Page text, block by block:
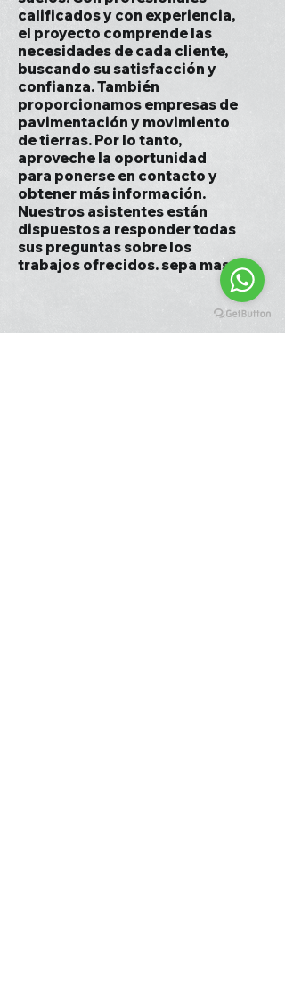
calificados y con experiencia,
el proyecto comprende las
necesidades de cada cliente,
buscando su satisfacción y
confianza. También
proporcionamos empresas de
pavimentación y movimiento
de tierras. Por lo tanto,
aproveche la oportunidad
para ponerse en contacto y
obtener más información.
Nuestros asistentes están
dispuestos a responder todas
sus preguntas sobre los
trabajos ofrecidos. sepa mas !